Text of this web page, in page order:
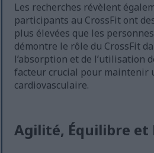
Les recherches révèlent
participants au CrossFit ont
plus élevées que les
démontre le rôle du CrossFit
l’absorption et de l’utilisation
facteur crucial pour maintenir
cardiovasculaire.
Agilité, Équilibre et